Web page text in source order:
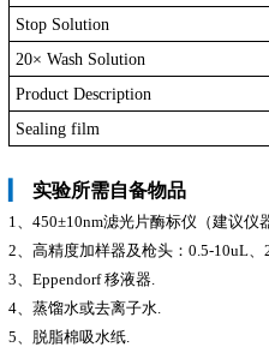
Stop Solution
20× Wash Solution
Product Description
Sealing film
实验所需自备物品
1、450±10nm滤光片酶标仪（建议仪
2、高精度加样器及枪头：0.5-10uL
3、Eppendorf 移液器.
4、蒸馏水或去离子水.
5、脱脂棉吸水纸.